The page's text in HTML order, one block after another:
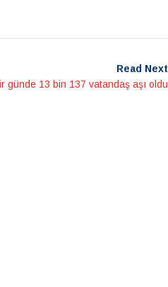
Read Next
günde 13 bin 137 vatandaş aşı oldu